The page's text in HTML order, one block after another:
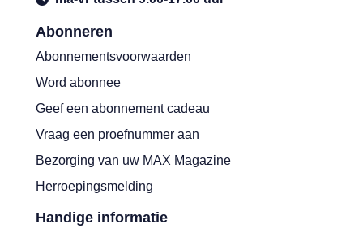
Abonneren
Abonnementsvoorwaarden
Word abonnee
Geef een abonnement cadeau
Vraag een proefnummer aan
Bezorging van uw MAX Magazine
Herroepingsmelding
Handige informatie